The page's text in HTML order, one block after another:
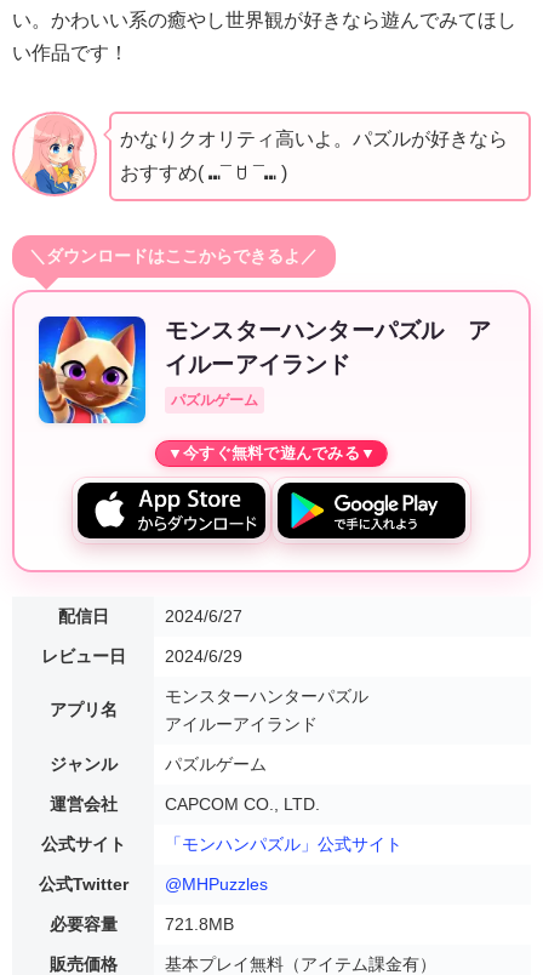
い。かわいい系の癒やし世界観が好きなら遊んでみてほし
い作品です！
かなりクオリティ高いよ。パズルが好きなら
おすすめ( ⑉¯ ꇴ ¯⑉ )
＼ダウンロードはここからできるよ／
モンスターハンターパズル ア
イルーアイランド
パズルゲーム
配信日 2024/6/27
レビュー日 2024/6/29
アプリ名
モンスターハンターパズル
アイルーアイランド
ジャンル パズルゲーム
運営会社 CAPCOM CO., LTD.
公式サイト 「モンハンパズル」公式サイト
公式Twitter @MHPuzzles
必要容量 721.8MB
販売価格 基本プレイ無料（アイテム課金有）